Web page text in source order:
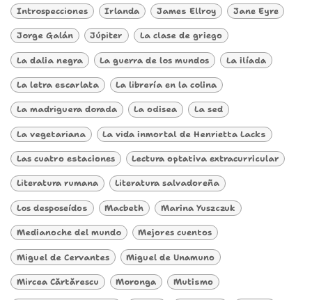
Introspecciones Irlanda James Ellroy Jane Eyre
Jorge Galán Júpiter La clase de griego
La dalia negra La guerra de los mundos La ilíada
La letra escarlata La librería en la colina
La madriguera dorada La odisea La sed
La vegetariana La vida inmortal de Henrietta Lacks
Las cuatro estaciones Lectura optativa extracurricular
Literatura rumana Literatura salvadoreña
Los desposeídos Macbeth Marina Yuszczuk
Medianoche del mundo Mejores cuentos
Miguel de Cervantes Miguel de Unamuno
Mircea Cărtărescu Moronga Mutismo